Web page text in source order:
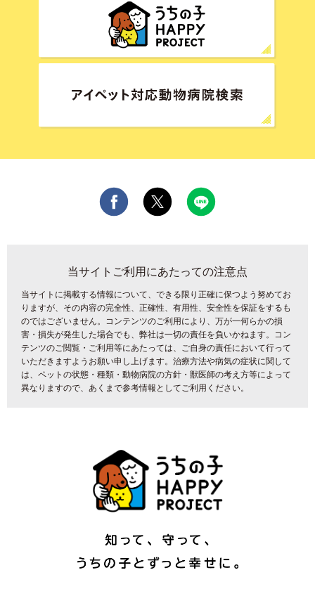
当サイトご利用にあたっての注意点
当サイトに掲載する情報について、できる限り正確に保つよう努めてお
りますが、その内容の完全性、正確性、有用性、安全性を保証をするも
のではございません。コンテンツのご利用により、万が一何らかの損
害・損失が発生した場合でも、弊社は一切の責任を負いかねます。コン
テンツのご閲覧・ご利用等にあたっては、ご自身の責任において行って
いただきますようお願い申し上げます。治療方法や病気の症状に関して
は、ペットの状態・種類・動物病院の方針・獣医師の考え方等によって
異なりますので、あくまで参考情報としてご利用ください。